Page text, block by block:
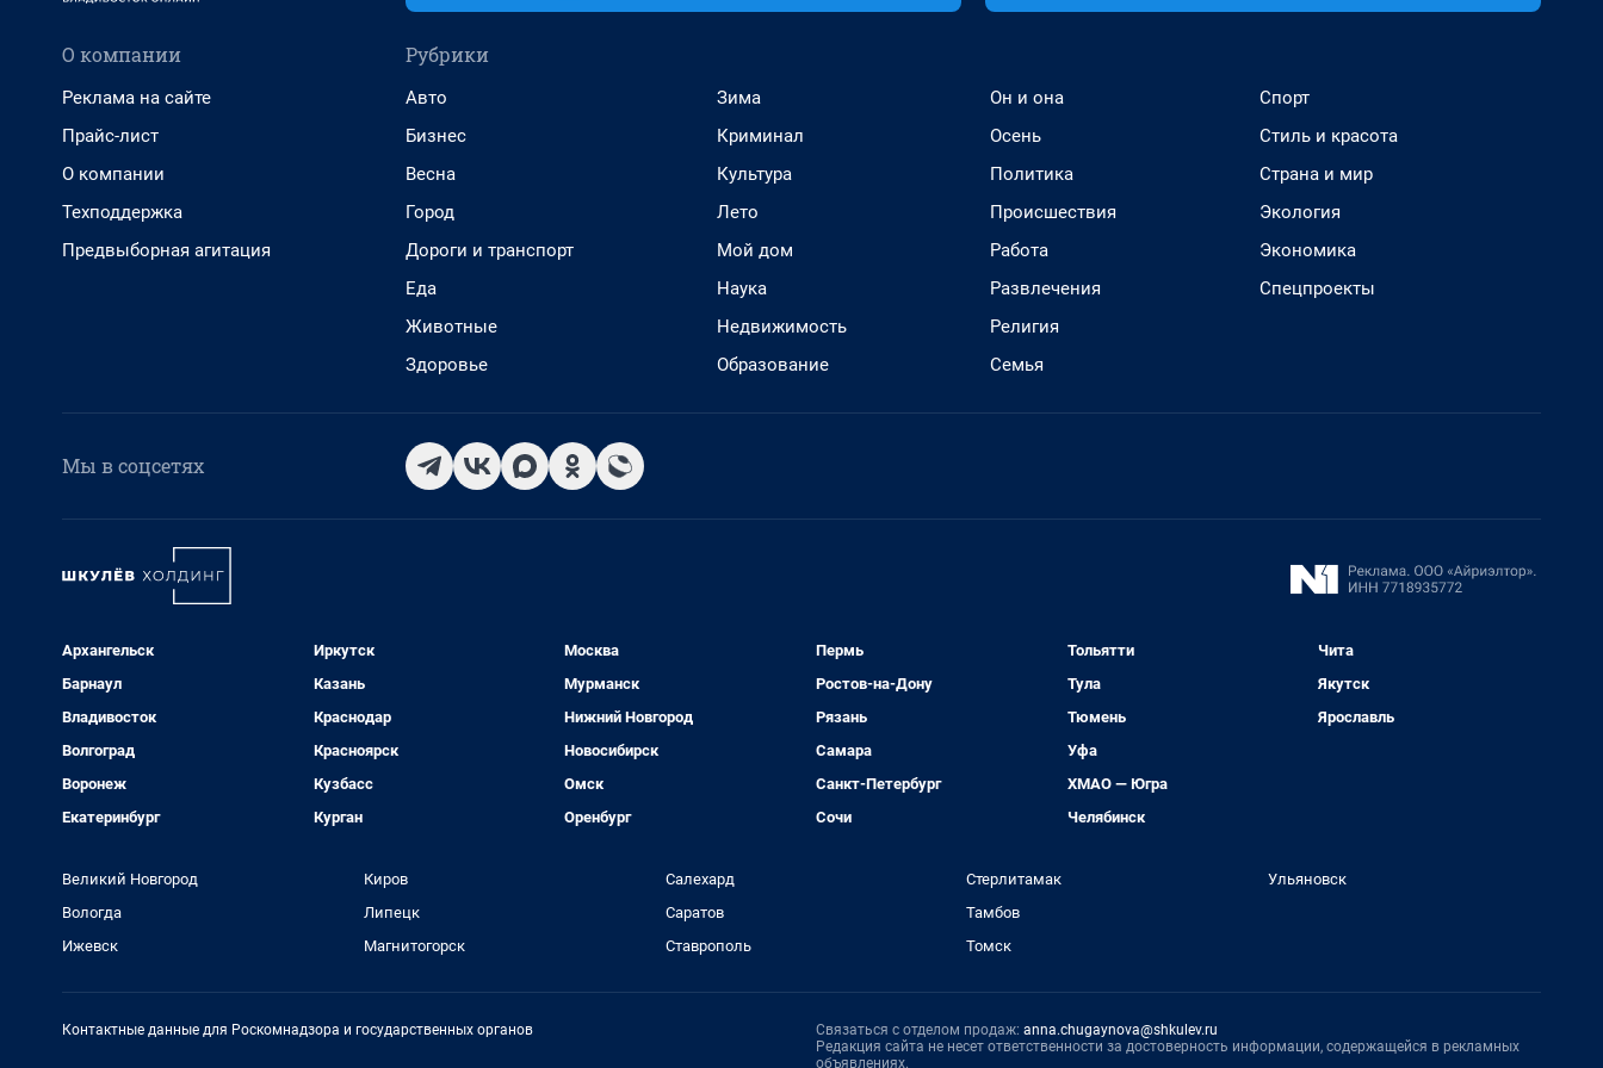
О компании
Реклама на сайте
Прайс-лист
О компании
Техподдержка
Предвыборная агитация
Рубрики
Авто
Бизнес
Весна
Город
Дороги и транспорт
Еда
Животные
Здоровье
Зима
Криминал
Культура
Лето
Мой дом
Наука
Недвижимость
Образование
Он и она
Осень
Политика
Происшествия
Работа
Развлечения
Религия
Семья
Спорт
Стиль и красота
Страна и мир
Экология
Экономика
Спецпроекты
Мы в соцсетях
Архангельск
Барнаул
Владивосток
Волгоград
Воронеж
Екатеринбург
Иркутск
Казань
Краснодар
Красноярск
Кузбасс
Курган
Москва
Мурманск
Нижний Новгород
Новосибирск
Омск
Оренбург
Пермь
Ростов-на-Дону
Рязань
Самара
Санкт-Петербург
Сочи
Тольятти
Тула
Тюмень
Уфа
ХМАО — Югра
Челябинск
Чита
Якутск
Ярославль
Великий Новгород
Вологда
Ижевск
Киров
Липецк
Магнитогорск
Салехард
Саратов
Ставрополь
Стерлитамак
Тамбов
Томск
Ульяновск
Контактные данные для Роскомнадзора и государственных органов Связаться с отделом продаж: anna.chugaynova@shkulev.ru
Редакция сайта не несет ответственности за достоверность информации, содержащейся в рекламных
объявлениях.